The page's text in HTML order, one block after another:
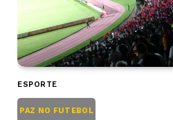
ESPORTE
PAZ NO FUTEBOL